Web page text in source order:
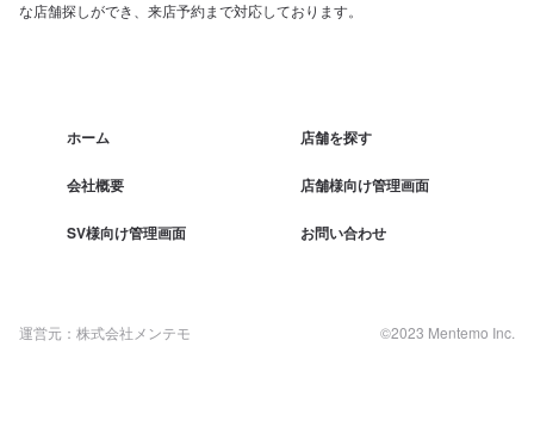
な店舗探しができ、来店予約まで対応しております。
ホーム 店舗を探す
会社概要 店舗様向け管理画面
SV様向け管理画面 お問い合わせ
運営元：株式会社メンテモ ©2023 Mentemo Inc.